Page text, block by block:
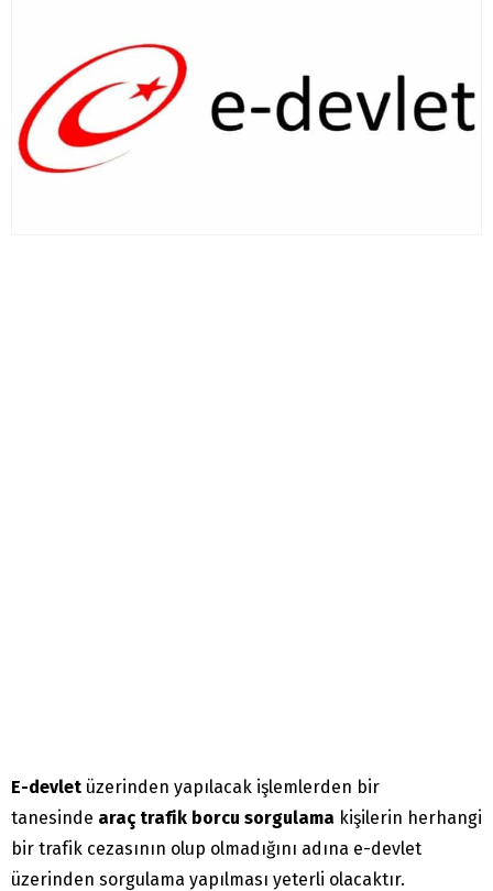
E-devlet üzerinden yapılacak işlemlerden bir
tanesinde araç trafik borcu sorgulama kişilerin herhangi
bir trafik cezasının olup olmadığını adına e-devlet
üzerinden sorgulama yapılması yeterli olacaktır.